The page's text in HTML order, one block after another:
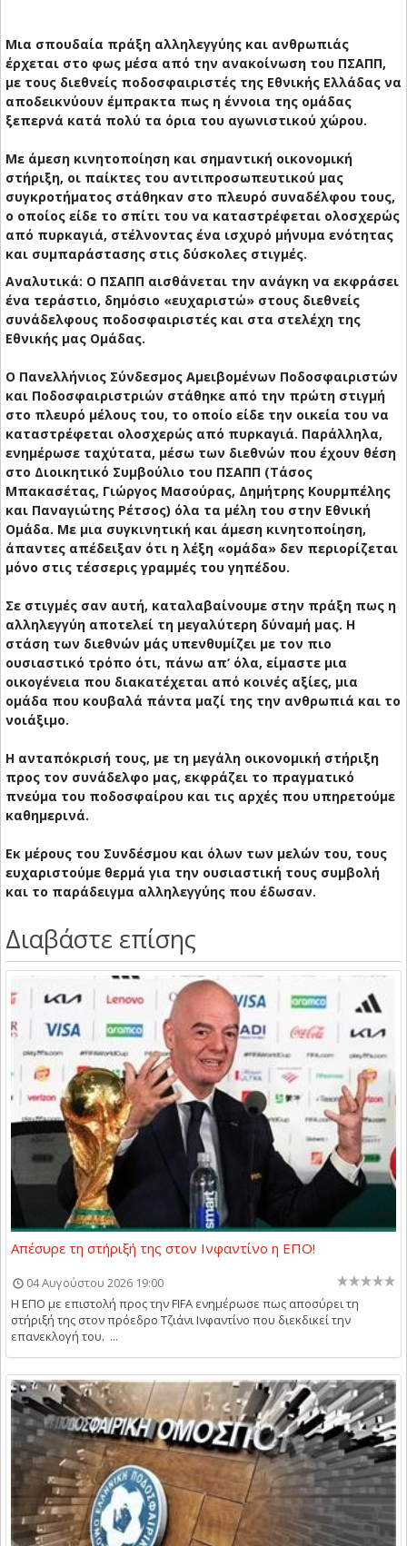
Μια σπουδαία πράξη αλληλεγγύης και ανθρωπιάς
έρχεται στο φως μέσα από την ανακοίνωση του ΠΣΑΠΠ,
με τους διεθνείς ποδοσφαιριστές της Εθνικής Ελλάδας να
αποδεικνύουν έμπρακτα πως η έννοια της ομάδας
ξεπερνά κατά πολύ τα όρια του αγωνιστικού χώρου.
Με άμεση κινητοποίηση και σημαντική οικονομική
στήριξη, οι παίκτες του αντιπροσωπευτικού μας
συγκροτήματος στάθηκαν στο πλευρό συναδέλφου τους,
ο οποίος είδε το σπίτι του να καταστρέφεται ολοσχερώς
από πυρκαγιά, στέλνοντας ένα ισχυρό μήνυμα ενότητας
και συμπαράστασης στις δύσκολες στιγμές.
Αναλυτικά: Ο ΠΣΑΠΠ αισθάνεται την ανάγκη να εκφράσει
ένα τεράστιο, δημόσιο «ευχαριστώ» στους διεθνείς
συνάδελφους ποδοσφαιριστές και στα στελέχη της
Εθνικής μας Ομάδας.
Ο Πανελλήνιος Σύνδεσμος Αμειβομένων Ποδοσφαιριστών
και Ποδοσφαιριστριών στάθηκε από την πρώτη στιγμή
στο πλευρό μέλους του, το οποίο είδε την οικεία του να
καταστρέφεται ολοσχερώς από πυρκαγιά. Παράλληλα,
ενημέρωσε ταχύτατα, μέσω των διεθνών που έχουν θέση
στο Διοικητικό Συμβούλιο του ΠΣΑΠΠ (Τάσος
Μπακασέτας, Γιώργος Μασούρας, Δημήτρης Κουρμπέλης
και Παναγιώτης Ρέτσος) όλα τα μέλη του στην Εθνική
Ομάδα. Με μια συγκινητική και άμεση κινητοποίηση,
άπαντες απέδειξαν ότι η λέξη «ομάδα» δεν περιορίζεται
μόνο στις τέσσερις γραμμές του γηπέδου.
Σε στιγμές σαν αυτή, καταλαβαίνουμε στην πράξη πως η
αλληλεγγύη αποτελεί τη μεγαλύτερη δύναμή μας. Η
στάση των διεθνών μάς υπενθυμίζει με τον πιο
ουσιαστικό τρόπο ότι, πάνω απ’ όλα, είμαστε μια
οικογένεια που διακατέχεται από κοινές αξίες, μια
ομάδα που κουβαλά πάντα μαζί της την ανθρωπιά και το
νοιάξιμο.
Η ανταπόκρισή τους, με τη μεγάλη οικονομική στήριξη
προς τον συνάδελφο μας, εκφράζει το πραγματικό
πνεύμα του ποδοσφαίρου και τις αρχές που υπηρετούμε
καθημερινά.
Εκ μέρους του Συνδέσμου και όλων των μελών του, τους
ευχαριστούμε θερμά για την ουσιαστική τους συμβολή
και το παράδειγμα αλληλεγγύης που έδωσαν.
Διαβάστε επίσης
Απέσυρε τη στήριξή της στον Ινφαντίνο η ΕΠΟ!
04 Αυγούστου 2026 19:00
Η ΕΠΟ με επιστολή προς την FIFA ενημέρωσε πως αποσύρει τη
στήριξή της στον πρόεδρο Τζιάνι Ινφαντίνο που διεκδικεί την
επανεκλογή του. ...